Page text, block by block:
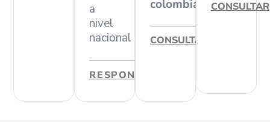
a
nivel
nacional
RESPONDER
colombiano
CONSULTAR
CONSULTAR